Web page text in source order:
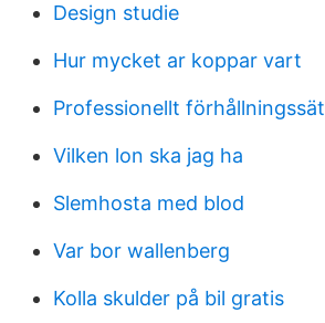
Design studie
Hur mycket ar koppar vart
Professionellt
Vilken lon ska jag ha
Slemhosta med blod
Var bor wallenberg
Kolla skulder på bil gratis